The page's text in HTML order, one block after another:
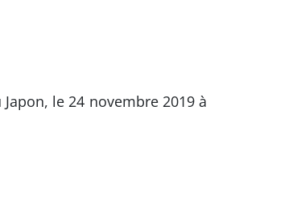
le 24 novembre 2019 à